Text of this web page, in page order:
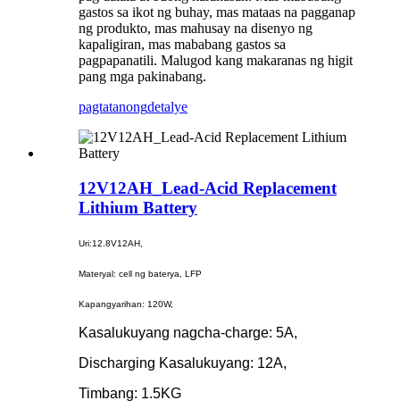
gastos sa ikot ng buhay, mas mataas na pagganap
ng produkto, mas mahusay na disenyo ng
kapaligiran, mas mababang gastos sa
pagpapanatili. Malugod kang makaranas ng higit
pang mga pakinabang.
pagtatanongdetalye
12V12AH_Lead-Acid Replacement
Lithium Battery
Uri:12.8V12AH,
Materyal: cell ng baterya, LFP
Kapangyarihan: 120W,
Kasalukuyang nagcha-charge: 5A,
Discharging Kasalukuyang: 12A,
Timbang: 1.5KG